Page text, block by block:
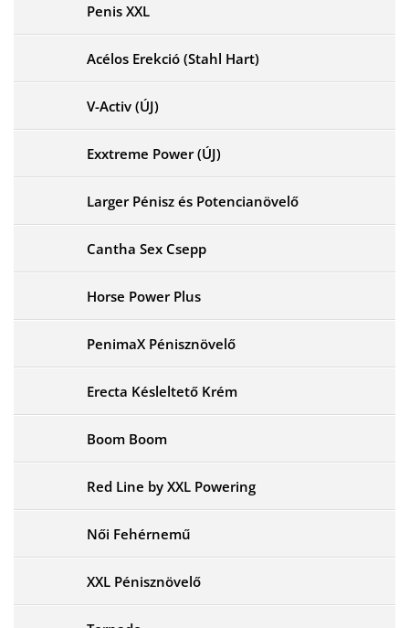
Penis XXL
Acélos Erekció (Stahl Hart)
V-Activ (ÚJ)
Exxtreme Power (ÚJ)
Larger Pénisz és Potencianövelő
Cantha Sex Csepp
Horse Power Plus
PenimaX Pénisznövelő
Erecta Késleltető Krém
Boom Boom
Red Line by XXL Powering
Női Fehérnemű
XXL Pénisznövelő